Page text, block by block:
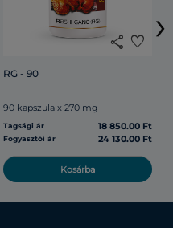
share favorite
RG - 90
90 kapszula x 270 mg
Tagsági ár 18 850.00 Ft
Fogyasztói ár 24 130.00 Ft
Kosárba
›